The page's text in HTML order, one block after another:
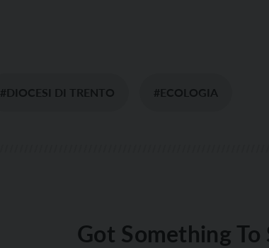
#DIOCESI DI TRENTO #ECOLOGIA
Got Something To